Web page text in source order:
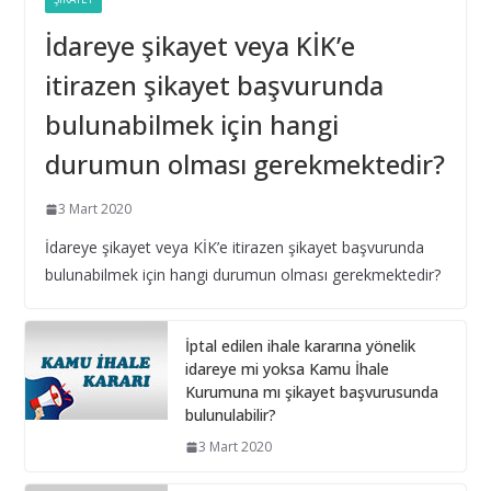
Aşılması
16 Eylül 2025
İhale Tarihinden Sonra Yaklaşık Maliyetin
Güncellenmesi ve Sınır Değer Hesabı
28 Şubat 2025
ortak girişim olması durumunda kim sunmalı ?
10 Aralık 2024
Bilişim hizmet alımı ihalelerinde istenecek belgeler
10 Aralık 2024
personelin çalışma saatlerinin
İdareye şikayet veya KİK’e
itirazen şikayet başvurunda
bulunabilmek için hangi
durumun olması gerekmektedir?
3 Mart 2020
İdareye şikayet veya KİK’e itirazen şikayet başvurunda
bulunabilmek için hangi durumun olması gerekmektedir?
İptal edilen ihale kararına yönelik
idareye mi yoksa Kamu İhale
Kurumuna mı şikayet başvurusunda
bulunulabilir?
3 Mart 2020